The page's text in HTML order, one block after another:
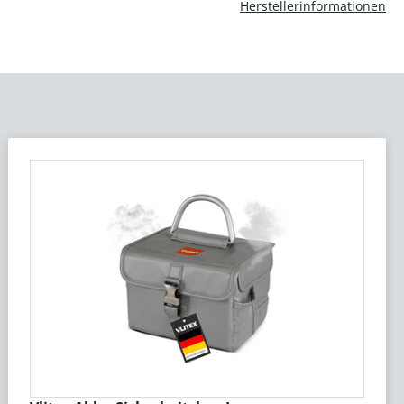
Herstellerinformationen